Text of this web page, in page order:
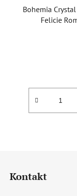
Bohemia
Felicie
Kontakt